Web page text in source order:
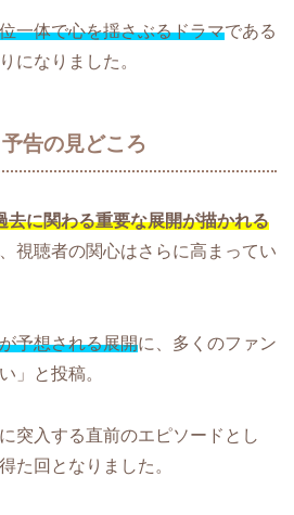
一体で心を揺さぶるドラマである
になりました。
告の見どころ
去に関わる重要な展開が描かれる
視聴者の関心はさらに高まってい
予想される展開に、多くのファン
」と投稿。
突入する直前のエピソードとし
た回となりました。